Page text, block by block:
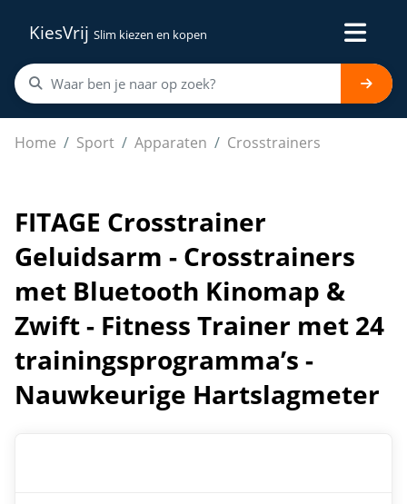
KiesVrij Slim kiezen en kopen
Home Sport Apparaten Crosstrainers
FITAGE Crosstrainer Geluidsarm - Crosstrainers met
FITAGE Crosstrainer
Geluidsarm - Crosstrainers
met Bluetooth Kinomap &
Zwift - Fitness Trainer met 24
trainingsprogramma’s -
Nauwkeurige Hartslagmeter